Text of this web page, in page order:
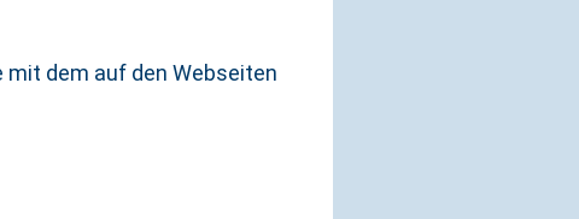
mit dem auf den Webseiten